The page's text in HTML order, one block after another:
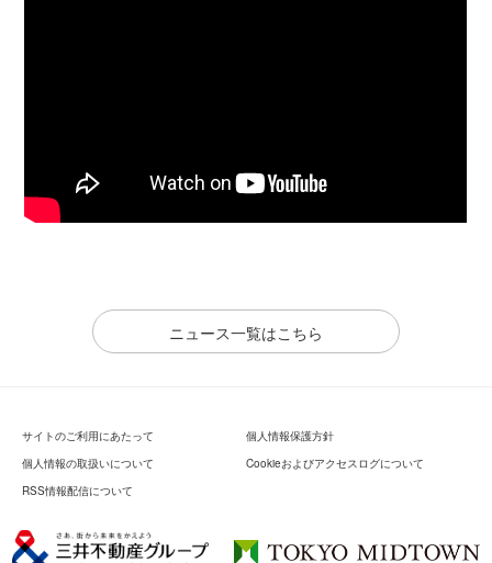
ニュース一覧はこちら
サイトのご利用にあたって
個人情報保護方針
個人情報の取扱いについて
Cookieおよびアクセスログについて
RSS情報配信について